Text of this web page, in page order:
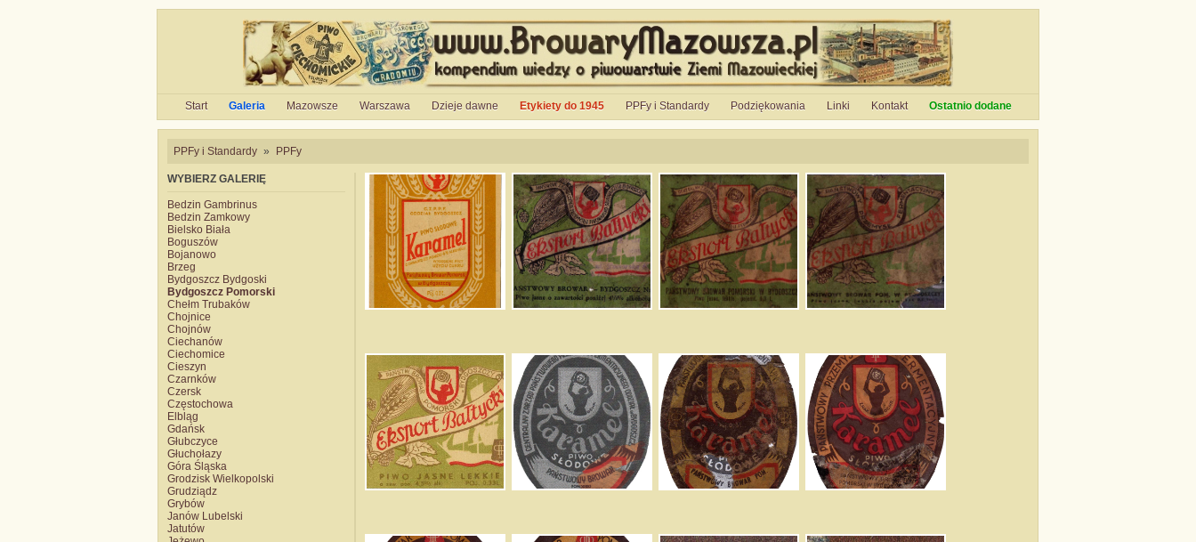
Start Galeria Mazowsze Warszawa Dzieje dawne Etykiety do 1945 PPFy i Standardy Podziękowania Linki Kontakt Ostatnio dodane
PPFy i Standardy » PPFy
WYBIERZ GALERIĘ
Bedzin Gambrinus
Bedzin Zamkowy
Bielsko Biała
Boguszów
Bojanowo
Brzeg
Bydgoszcz Bydgoski
Bydgoszcz Pomorski
Chełm Trubaków
Chojnice
Chojnów
Ciechanów
Ciechomice
Cieszyn
Czarnków
Czersk
Częstochowa
Elbląg
Gdańsk
Głubczyce
Głuchołazy
Góra Śląska
Grodzisk Wielkopolski
Grudziądz
Grybów
Janów Lubelski
Jatutów